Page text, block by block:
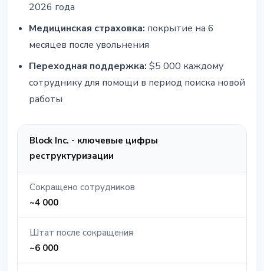
2026 года
Медицинская страховка: покрытие на 6
месяцев после увольнения
Переходная поддержка: $5 000 каждому
сотруднику для помощи в период поиска новой
работы
Block Inc. - ключевые цифры
реструктуризации
Сокращено сотрудников
~4 000
Штат после сокращения
~6 000